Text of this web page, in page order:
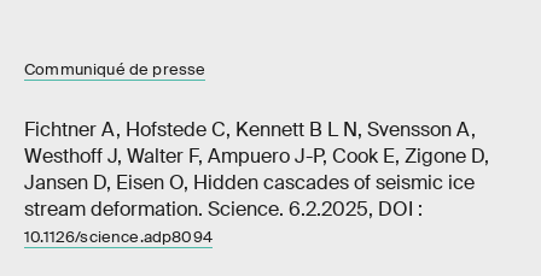
Communiqué de presse
Fichtner A, Hofstede C, Kennett B L N, Svensson A,
Westhoff J, Walter F, Ampuero J-P, Cook E, Zigone D,
Jansen D, Eisen O, Hidden cascades of seismic ice
stream deformation. Science. 6.2.2025, DOI :
10.1126/science.adp8094